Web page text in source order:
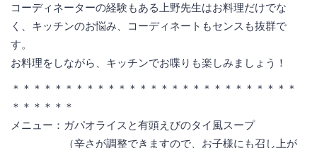
コーディネーターの経験もある上野先生はお料理だけでな
く、キッチンのお悩み、コーディネートもセンスも抜群で
す。
お料理をしながら、キッチンでお喋りも楽しみましょう！
＊＊＊＊＊＊＊＊＊＊＊＊＊＊＊＊＊＊＊＊＊＊＊＊＊＊＊
＊＊＊＊＊＊
メニュー：ガパオライスと有頭えびのタイ風スープ
（辛さが調整できますので、お子様にも召し上が